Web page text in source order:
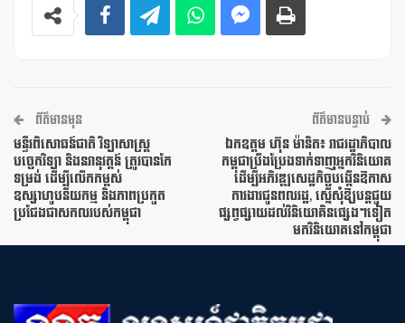
ព័ត៌មានមុន
មន្ទីរពិសោធន៍ជាតិ វិទ្យាសាស្ត្រ
បច្ចេកវិទ្យា និងនវានុវត្តន៍ ត្រូវបានកែ
ទម្រង់ ដើម្បីលើកកម្ពស់
ឧស្សាហូបនីយកម្ម និងភាពប្រកួត
ប្រជែងជាសកលរបស់កម្ពុជា
ព័ត៌មានបន្ទាប់
ឯកឧត្តម ហ៊ុន ម៉ានិត៖ រាជរដ្ឋាភិបាល
កម្ពុជាប្រឹងប្រែងទាក់ទាញអ្នកវិនិយោគ
ដើម្បីអភិវឌ្ឍសេដ្ឋកិច្ចបង្កើនឱកាស
ការងារជូនពលរដ្ឋ, ស្នើសុំឱ្យបន្តជួយ
ផ្សព្វផ្សាយដល់វិនិយោគិនផ្សេងៗទៀត
មកវិនិយោគនៅកម្ពុជា